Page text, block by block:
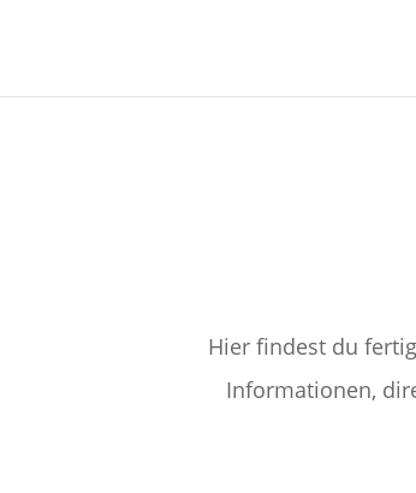
Hier findest du
Informationen,